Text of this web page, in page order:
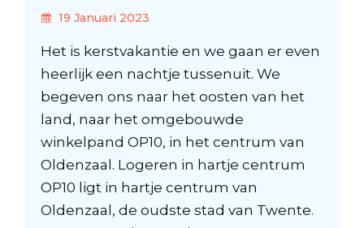
19 Januari 2023
Het is kerstvakantie en we gaan er even
heerlijk een nachtje tussenuit. We
begeven ons naar het oosten van het
land, naar het omgebouwde
winkelpand OP10, in het centrum van
Oldenzaal. Logeren in hartje centrum
OP10 ligt in hartje centrum van
Oldenzaal, de oudste stad van Twente.